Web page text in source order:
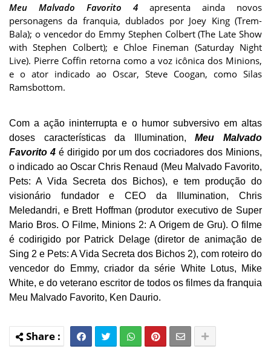
Meu Malvado Favorito 4
apresenta ainda novos
personagens da franquia, dublados por Joey King (Trem-
Bala); o vencedor do Emmy Stephen Colbert (The Late Show
with Stephen Colbert); e Chloe Fineman (Saturday Night
Live). Pierre Coffin retorna como a voz icônica dos Minions,
e o ator indicado ao Oscar, Steve Coogan, como Silas
Ramsbottom.
Com a ação ininterrupta e o humor subversivo em altas
doses características da Illumination,Meu Malvado
Favorito 4é dirigido por um dos cocriadores dos Minions,
o indicado ao Oscar Chris Renaud (Meu Malvado Favorito,
Pets: A Vida Secreta dos Bichos), e tem produção do
visionário fundador e CEO da Illumination, Chris
Meledandri, e Brett Hoffman (produtor executivo de Super
Mario Bros. O Filme, Minions 2: A Origem de Gru). O filme
é codirigido por Patrick Delage (diretor de animação de
Sing 2 e Pets: A Vida Secreta dos Bichos 2), com roteiro do
vencedor do Emmy, criador da série White Lotus, Mike
White, e do veterano escritor de todos os filmes da franquia
Meu Malvado Favorito, Ken Daurio.